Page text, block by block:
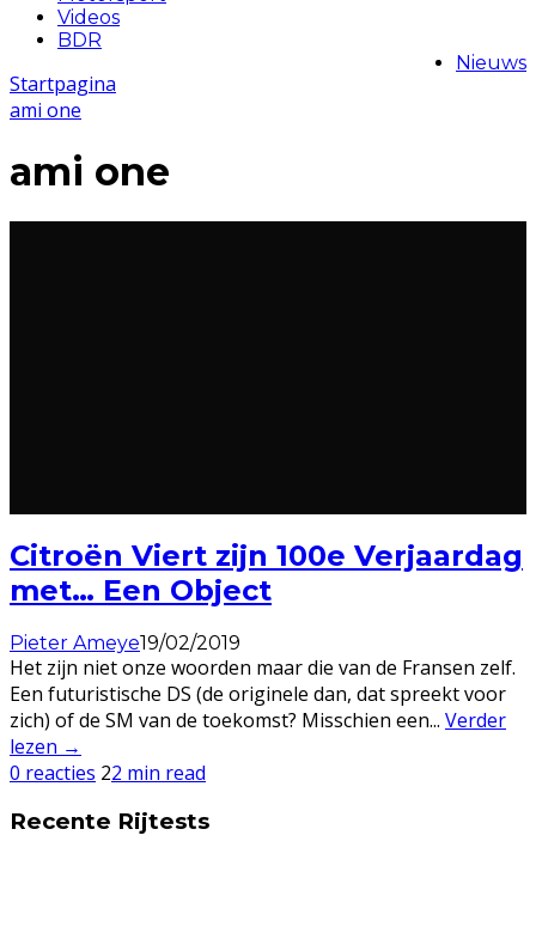
Videos
BDR
Nieuws
Startpagina
ami one
ami one
Citroën Viert zijn 100e Verjaardag
met… Een Object
Pieter Ameye19/02/2019
Het zijn niet onze woorden maar die van de Fransen zelf.
Een futuristische DS (de originele dan, dat spreekt voor
zich) of de SM van de toekomst? Misschien een... Verder
lezen →
0 reacties 22 min read
Recente Rijtests